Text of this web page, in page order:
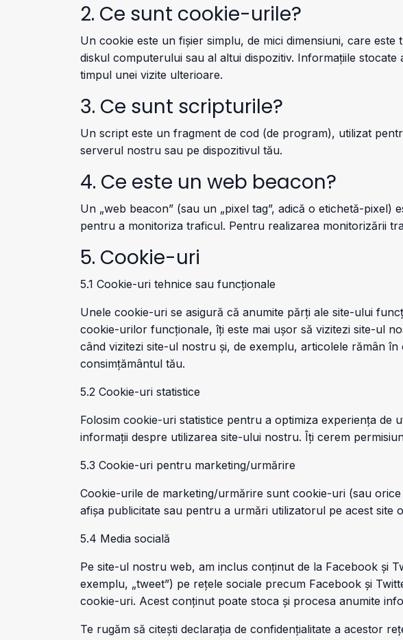
2. Ce sunt cookie-urile?
Un cookie este un fișier simplu, de mici dimensiuni, care
diskul computerului sau al altui dispozitiv. Informațiile
timpul unei vizite ulterioare.
3. Ce sunt scripturile?
Un script este un fragment de cod (de program), utilizat
serverul nostru sau pe dispozitivul tău.
4. Ce este un web beacon?
Un „web beacon” (sau un „pixel tag”, adică o etichetă-
pentru a monitoriza traficul. Pentru realizarea monitorizării
5. Cookie-uri
5.1 Cookie-uri tehnice sau funcționale
Unele cookie-uri se asigură că anumite părți ale site-ului
cookie-urilor funcționale, îți este mai ușor să vizitezi site-ul
când vizitezi site-ul nostru și, de exemplu, articolele rămân
consimțământul tău.
5.2 Cookie-uri statistice
Folosim cookie-uri statistice pentru a optimiza experiența de
informații despre utilizarea site-ului nostru. Îți cerem
5.3 Cookie-uri pentru marketing/urmărire
Cookie-urile de marketing/urmărire sunt cookie-uri (sau
afișa publicitate sau pentru a urmări utilizatorul pe acest site
5.4 Media socială
Pe site-ul nostru web, am inclus conținut de la Facebook și
exemplu, „tweet”) pe rețele sociale precum Facebook și
cookie-uri. Acest conținut poate stoca și procesa anumite
Te rugăm să citești declarația de confidențialitate a acestor